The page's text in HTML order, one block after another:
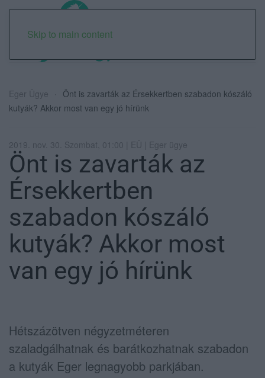
Skip to main content
Eger Ügye
Önt is zavarták az Érsekkertben szabadon kószáló
kutyák? Akkor most van egy jó hírünk
2019. nov. 30. Szombat, 01:00 | EÜ | Eger ügye
Önt is zavarták az
Érsekkertben
szabadon kószáló
kutyák? Akkor most
van egy jó hírünk
Hétszázötven négyzetméteren
szaladgálhatnak és barátkozhatnak szabadon
a kutyák Eger legnagyobb parkjában.